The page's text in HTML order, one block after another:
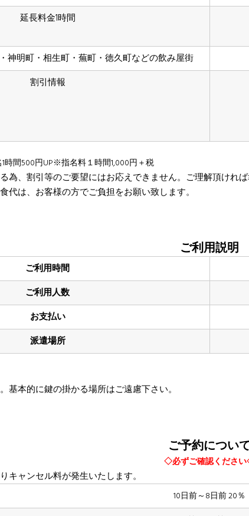
延長料金1時間
神明町・相生町・蕪町・徳久町などの飲み屋街
割引情報
時間500円UP※指名料１時間1,000円＋税
、割引等のご要望にはお応えできません。ご理解頂ければ
は、お客様の方でご負担をお願い致します。
ご利用説明
ご利用時間
ご利用人数
お支払い
派遣場所
本的に鍵の掛かる場所はご遠慮下さい。
ご予約につい
◇必ずご確認くださ
キャンセル料が発生いたします。
10日前～8日前 20％